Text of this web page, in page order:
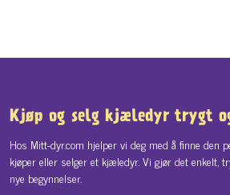
Kjøp og selg kjæledyr trygt
Hos Mitt-dyr.com hjelper vi deg med å finne den
kjøper eller selger et kjæledyr. Vi gjør det enkelt,
nye begynnelser.